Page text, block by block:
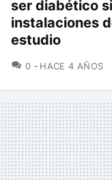
ser diabético
instalaciones
estudio
0 COMENTARIOS
HACE 4 AÑOS